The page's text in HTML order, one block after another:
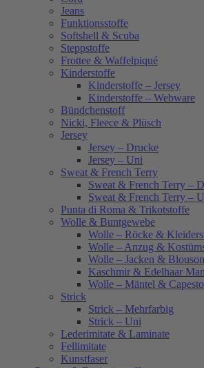
Jeans
Funktionsstoffe
Softshell & Scuba
Steppstoffe
Frottee & Waffelpiqué
Kinderstoffe
Kinderstoffe – Jersey
Kinderstoffe – Webware
Bündchenstoff
Nicki, Fleece & Plüsch
Jersey
Jersey – Drucke
Jersey – Uni
Sweat & French Terry
Sweat & French Terry –
Sweat & French Terry –
Punta di Roma & Trikotstoffe
Wolle & Buntgewebe
Wolle – Röcke &
Wolle – Anzug &
Wolle – Jacken &
Kaschmir & Edelhaar
Wolle – Mäntel &
Strick
Strick – Mehrfarbig
Strick – Uni
Lederimitate & Laminate
Fellimitate
Kunstfaser